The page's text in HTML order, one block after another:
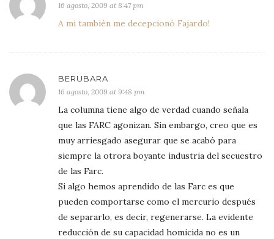
16 agosto, 2009 at 8:47 pm
A mi también me decepcionó Fajardo!
BERUBARA
16 agosto, 2009 at 9:48 pm
La columna tiene algo de verdad cuando señala
que las FARC agonizan. Sin embargo, creo que es
muy arriesgado asegurar que se acabó para
siempre la otrora boyante industria del secuestro
de las Farc.
Si algo hemos aprendido de las Farc es que
pueden comportarse como el mercurio después
de separarlo, es decir, regenerarse. La evidente
reducción de su capacidad homicida no es un